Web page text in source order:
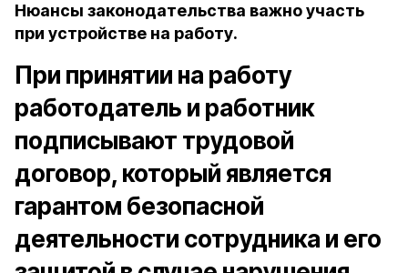
Нюансы законодательства важно участь
при устройстве на работу.
При принятии на работу
работодатель и работник
подписывают трудовой
договор, который является
гарантом безопасной
деятельности сотрудника и его